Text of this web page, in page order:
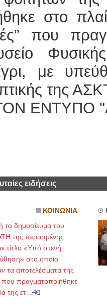
στο
που
με
της
ΕΝΤΥΠΟ
ειδήσεις
ΚΟΙΝΩΝΙΑ
το δημοσίευμα του
της περασμένης
τίτλο «Υπό στενή
στο οποίο
τα αποτελέσματα της
πραγματοποιήθηκε
της ετ...